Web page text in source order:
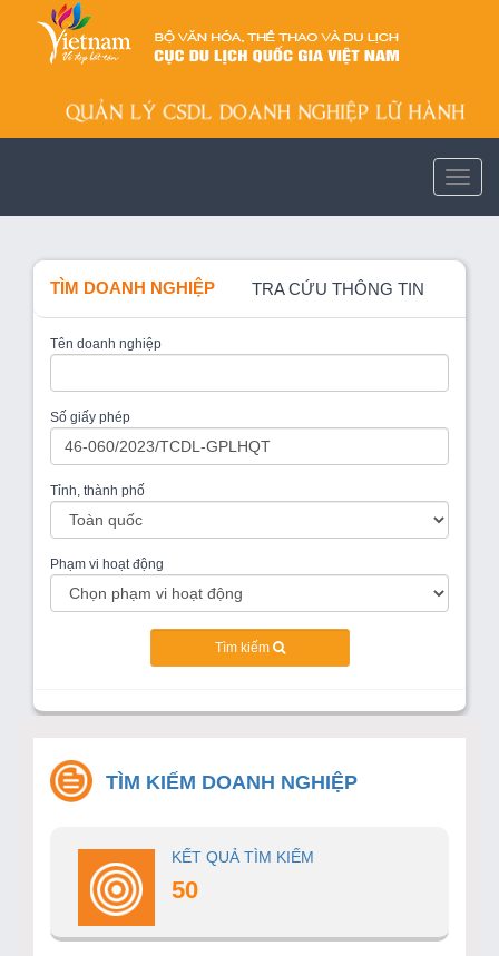
TÌM DOANH NGHIỆP TRA CỨU THÔNG TIN
Tên doanh nghiệp
Số giấy phép
Tỉnh, thành phố
Phạm vi hoạt động
Tìm kiếm
TÌM KIẾM DOANH NGHIỆP
KẾT QUẢ TÌM KIẾM
50